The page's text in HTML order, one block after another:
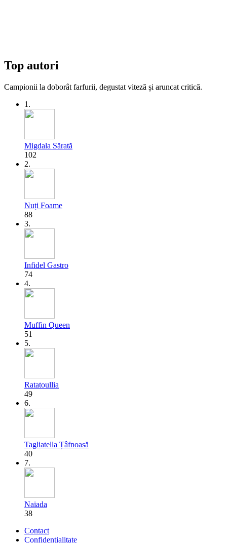
Top autori
Campionii la doborât farfurii, degustat viteză și aruncat critică.
1.
Migdala Sărată
102
2.
Nuți Foame
88
3.
Infidel Gastro
74
4.
Muffin Queen
51
5.
Ratatoullia
49
6.
Tagliatella Țâfnoasă
40
7.
Naiada
38
Contact
Confidențialitate